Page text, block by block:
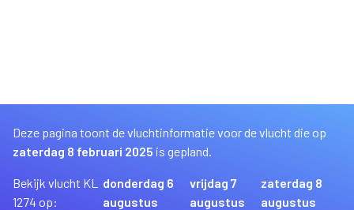
Deze pagina toont de vluchtinformatie voor de vlucht die op
zaterdag 8 februari 2025 is gepland.
Bekijk vlucht KL
1274 op:
donderdag 6
augustus
vrijdag 7
augustus
zaterdag 8
augustus